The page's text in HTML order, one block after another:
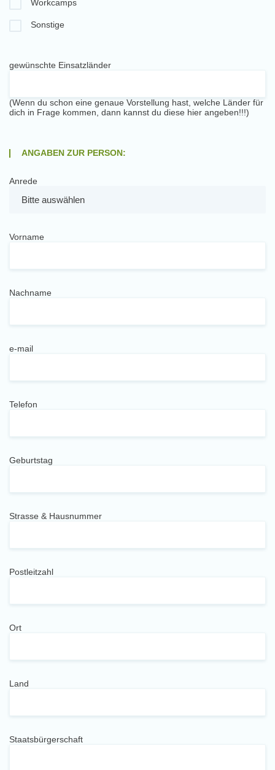
Workcamps
Sonstige
gewünschte Einsatzländer
(Wenn du schon eine genaue Vorstellung hast, welche Länder für
dich in Frage kommen, dann kannst du diese hier angeben!!!)
ANGABEN ZUR PERSON:
Anrede
Vorname
Nachname
e-mail
Telefon
Geburtstag
Strasse & Hausnummer
Postleitzahl
Ort
Land
Staatsbürgerschaft